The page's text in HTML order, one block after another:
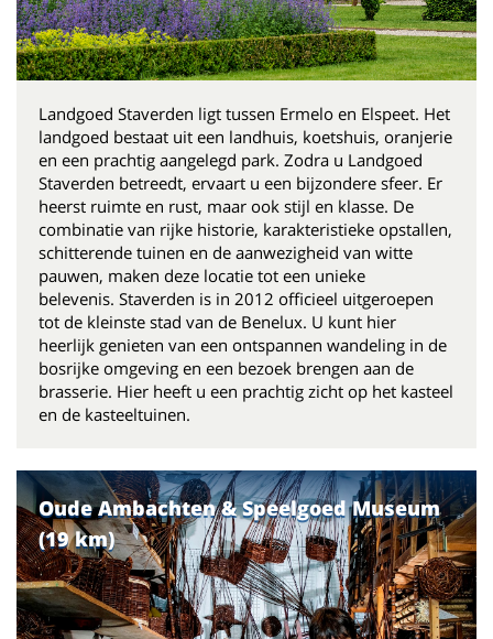
Landgoed Staverden ligt tussen Ermelo en Elspeet. Het
landgoed bestaat uit een landhuis, koetshuis, oranjerie
en een prachtig aangelegd park. Zodra u Landgoed
Staverden betreedt, ervaart u een bijzondere sfeer. Er
heerst ruimte en rust, maar ook stijl en klasse. De
combinatie van rijke historie, karakteristieke opstallen,
schitterende tuinen en de aanwezigheid van witte
pauwen, maken deze locatie tot een unieke
belevenis. Staverden is in 2012 officieel uitgeroepen
tot de kleinste stad van de Benelux. U kunt hier
heerlijk genieten van een ontspannen wandeling in de
bosrijke omgeving en een bezoek brengen aan de
brasserie. Hier heeft u een prachtig zicht op het kasteel
en de kasteeltuinen.
Oude Ambachten & Speelgoed Museum
(19 km)